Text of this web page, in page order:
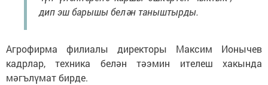
дип эш барышы белән таныштырды.
Агрофирма филиалы директоры Максим Ионычев
кадрлар, техника белән тәэмин ителеш хакында
мәгълүмат бирде.